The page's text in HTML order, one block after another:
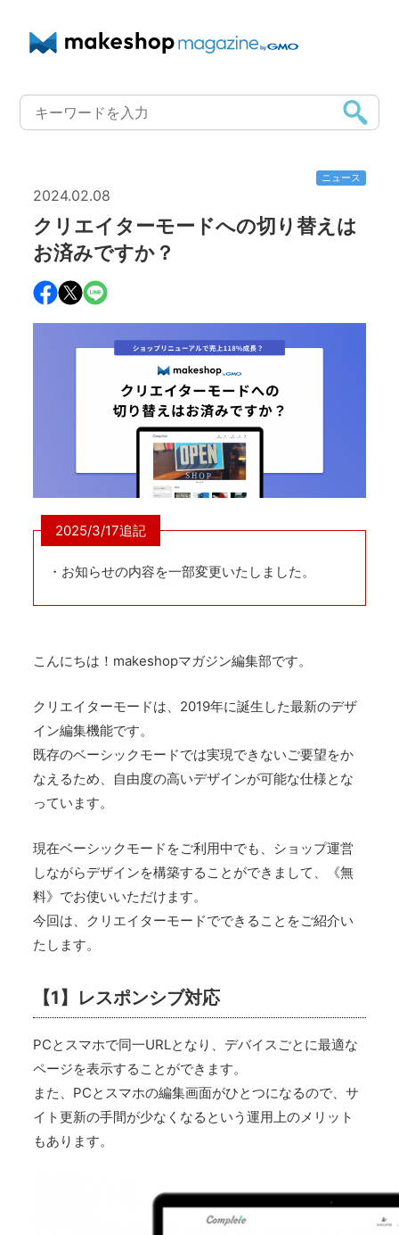
ニュース
2024.02.08
クリエイターモードへの切り替えは
お済みですか？
2025/3/17追記
・お知らせの内容を一部変更いたしました。
こんにちは！makeshopマガジン編集部です。
クリエイターモードは、2019年に誕生した最新のデザ
イン編集機能です。
既存のベーシックモードでは実現できないご要望をか
なえるため、自由度の高いデザインが可能な仕様とな
っています。
現在ベーシックモードをご利用中でも、ショップ運営
しながらデザインを構築することができまして、《無
料》でお使いいただけます。
今回は、クリエイターモードでできることをご紹介い
たします。
【1】レスポンシブ対応
PCとスマホで同一URLとなり、デバイスごとに最適な
ページを表示することができます。
また、PCとスマホの編集画面がひとつになるので、サ
イト更新の手間が少なくなるという運用上のメリット
もあります。